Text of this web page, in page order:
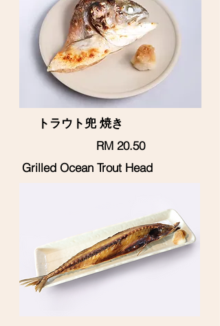
トラウト兜 焼き
RM 20.50
Grilled Ocean Trout Head